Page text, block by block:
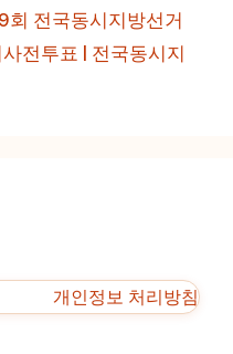
회 전국동시지방선거
전투표 | 전국동시지
개인정보 처리방침